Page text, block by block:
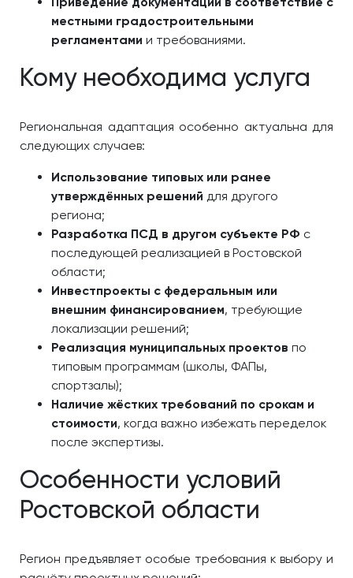
местными градостроительными
регламентами и требованиями.
Кому необходима услуга
Региональная адаптация особенно актуальна для
следующих случаев:
Использование типовых или ранее
утверждённых решений для другого
региона;
Разработка ПСД в другом субъекте РФ с
последующей реализацией в Ростовской
области;
Инвестпроекты с федеральным или
внешним финансированием, требующие
локализации решений;
Реализация муниципальных проектов по
типовым программам (школы, ФАПы,
спортзалы);
Наличие жёстких требований по срокам и
стоимости, когда важно избежать переделок
после экспертизы.
Особенности условий
Ростовской области
Регион предъявляет особые требования к выбору и